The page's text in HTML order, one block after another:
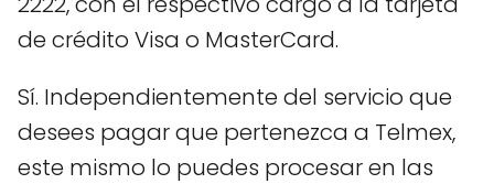
de crédito Visa o MasterCard.
Sí. Independientemente del servicio que
desees pagar que pertenezca a Telmex,
este mismo lo puedes procesar en las